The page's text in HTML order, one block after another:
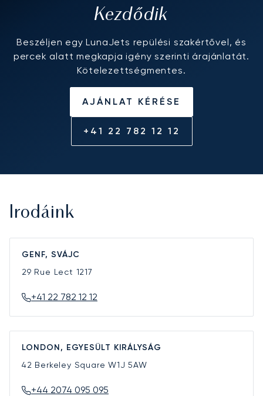
Kezdődik
Beszéljen egy LunaJets repülési szakértővel, és
percek alatt megkapja igény szerinti árajánlatát.
Kötelezettségmentes.
AJÁNLAT KÉRÉSE
+41 22 782 12 12
Irodáink
GENF, SVÁJC
29 Rue Lect 1217
+41 22 782 12 12
LONDON, EGYESÜLT KIRÁLYSÁG
42 Berkeley SquareW1J 5AW
+44 2074 095 095